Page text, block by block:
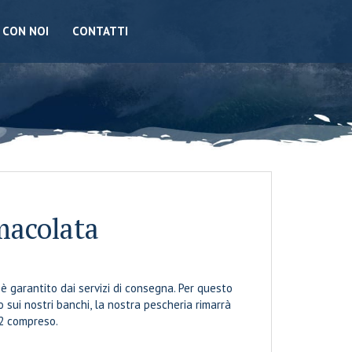
CON NOI CONTATTI
dai servizi di consegna. Per questo
nostri banchi, la nostra pescheria rimarrà
compreso.